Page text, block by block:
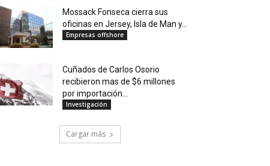
Mossack Fonseca cierra sus
oficinas en Jersey, Isla de Man y...
Empresas offshore
Cuñados de Carlos Osorio
recibieron mas de $6 millones
por importación...
Investigación
Cargar más